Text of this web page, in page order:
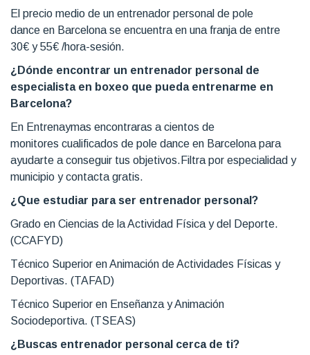
El precio medio de un entrenador personal de pole
dance en Barcelona se encuentra en una franja de entre
30€ y 55€ /hora-sesión.
¿Dónde encontrar un entrenador personal de
especialista en boxeo que pueda entrenarme en
Barcelona?
En Entrenaymas encontraras a cientos de
monitores cualificados de pole dance en Barcelona para
ayudarte a conseguir tus objetivos.Filtra por especialidad y
municipio y contacta gratis.
¿Que estudiar para ser entrenador personal?
Grado en Ciencias de la Actividad Física y del Deporte.
(CCAFYD)
Técnico Superior en Animación de Actividades Físicas y
Deportivas. (TAFAD)
Técnico Superior en Enseñanza y Animación
Sociodeportiva. (TSEAS)
¿Buscas entrenador personal cerca de ti?